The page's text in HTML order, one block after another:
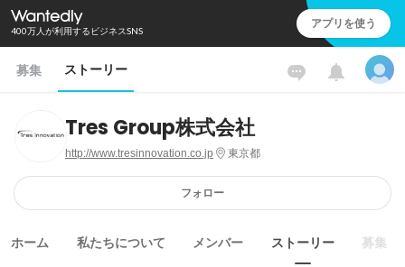
400万人が利用するビジネスSNS アプリを使う
募集 ストーリー
Tres Group株式会社
http://www.tresinnovation.co.jp 東京都
フォロー
ホーム 私たちについて メンバー ストーリー 募集